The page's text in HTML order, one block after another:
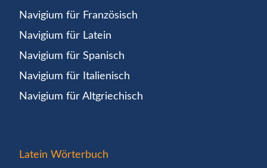
Navigium für Französisch
Navigium für Latein
Navigium für Spanisch
Navigium für Italienisch
Navigium für Altgriechisch
Latein Wörterbuch